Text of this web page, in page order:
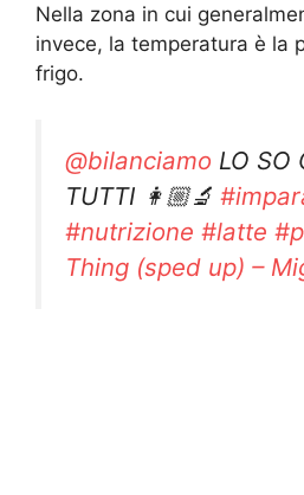
Nella zona in cui
invece, la temperatura è la
frigo.
@bilanciamo LO SO
TUTTI 👩🏼‍🔬
#nutrizione #latte
Thing (sped up) –